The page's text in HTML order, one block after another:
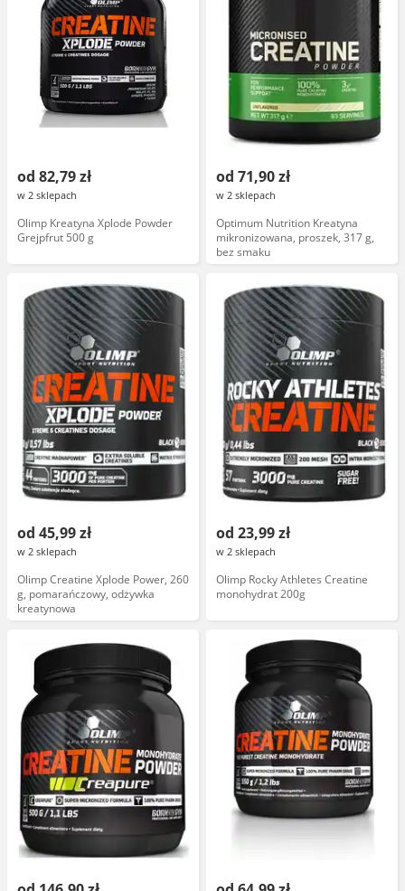
od 82,79 zł
w 2 sklepach
Olimp Kreatyna Xplode Powder
Grejpfrut 500 g
od 71,90 zł
w 2 sklepach
Optimum Nutrition Kreatyna
mikronizowana, proszek, 317 g,
bez smaku
od 45,99 zł
w 2 sklepach
Olimp Creatine Xplode Power, 260
g, pomarańczowy, odżywka
kreatynowa
od 23,99 zł
w 2 sklepach
Olimp Rocky Athletes Creatine
monohydrat 200g